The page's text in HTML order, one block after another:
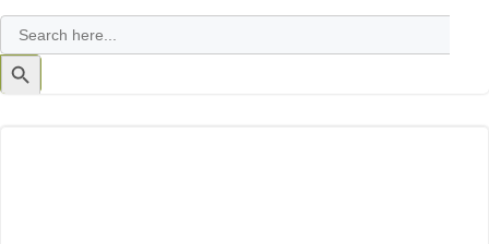
Search
for:
Search
Button